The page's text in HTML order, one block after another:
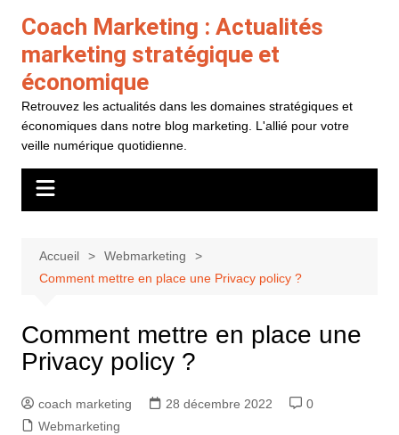
contenu
Coach Marketing : Actualités
marketing stratégique et
économique
Retrouvez les actualités dans les domaines stratégiques et
économiques dans notre blog marketing. L'allié pour votre
veille numérique quotidienne.
Accueil
Webmarketing
Comment mettre en place une Privacy policy ?
Comment mettre en place une
Privacy policy ?
coach marketing 28 décembre 2022
0
Webmarketing